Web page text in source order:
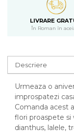
LIVRARE
În Roman în
Descriere
Urmeaza o
improspatezi
Comanda acest
flori proaspete si
dianthus, lalele,